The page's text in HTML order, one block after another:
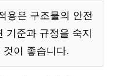
용은 구조물의 안전
기준과 규정을 숙지
이 좋습니다.